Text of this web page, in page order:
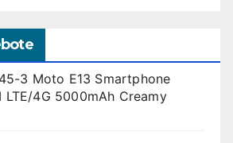
3 Moto E13 Smartphone
LTE/4G 5000mAh Creamy